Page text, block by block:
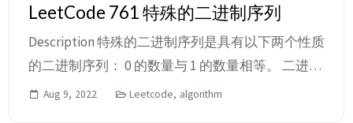
不同版本。在SSA中，use-def链是显式的，并且每
个链都包含一个单独的变量。 use-def...
LeetCode 761 特殊的二进制序列
Description 特殊的二进制序列是具有以下两个性质
的二进制序列： 0 的数量与 1 的数量相等。 二进制
序列的每一个前缀码中 1 的数量要大于等于 0 的数
Aug 9, 2022 Leetcode, algorithm